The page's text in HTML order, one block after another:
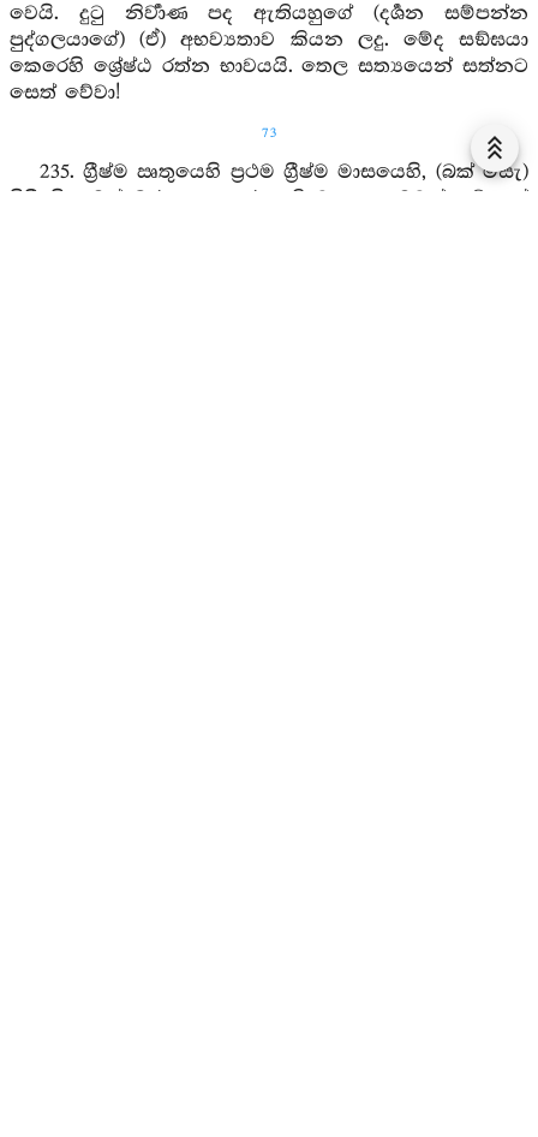
වෙයි. දුටු නිර්‍වාණ පද ඇතියහුගේ (දර්‍ශන සම්පන්න
පුද්ගලයාගේ) (ඒ) අභව්‍යතාව කියන ලදු. මේද සඞ්ඝයා
කෙරෙහි ශ්‍රේෂ්ඨ රත්න භාවයයි. තෙල සත්‍යයෙන් සත්නට
සෙත් වේවා!
73
235. ග්‍රීෂ්ම ඍතුයෙහි ප්‍රථම ග්‍රීෂ්ම මාසයෙහි, (බක් මසැ)
පිපී ගිය මල් බර අතු පතර ඇති වන ගොමුවක් යම් සේ